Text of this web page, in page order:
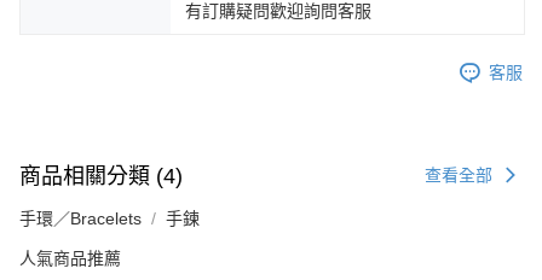
有訂購疑問歡迎詢問客服
客服
商品相關分類 (4) 查看全部
手環／Bracelets 手鍊
人氣商品推薦